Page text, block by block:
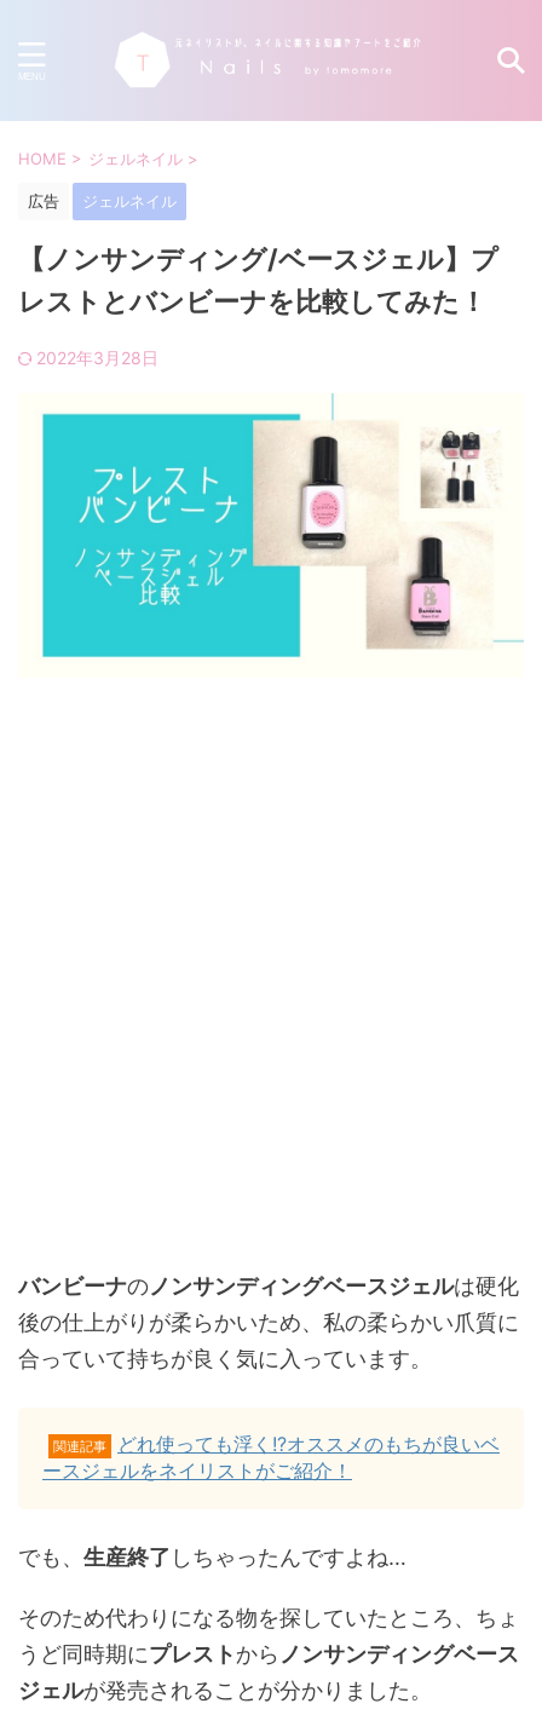
HOME > ジェルネイル >
広告 ジェルネイル
【ノンサンディング/ベースジェル】プ
レストとバンビーナを比較してみた！
2022年3月28日
バンビーナのノンサンディングベースジェルは硬化
後の仕上がりが柔らかいため、私の柔らかい爪質に
合っていて持ちが良く気に入っています。
関連記事
どれ使っても浮く!?オススメのもちが良いベ
ースジェルをネイリストがご紹介！
でも、 生産終了 しちゃったんですよね…
そのため代わりになる物を探していたところ、ちょ
うど同時期にプレストから ノンサンディングベース
ジェルが発売されることが分かりました。